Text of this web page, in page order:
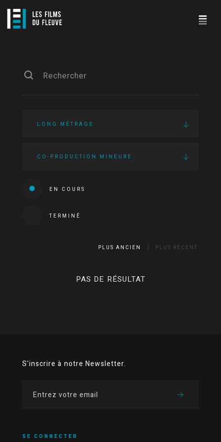
LONG MÉTRAGE
CO-PRODUCTION MINEURE
EN COURS
TERMINÉ
PLUS ANCIEN PLUS RÉCENT
PAS DE RÉSULTAT
S'inscrire à notre Newsletter.
SE CONNECTER